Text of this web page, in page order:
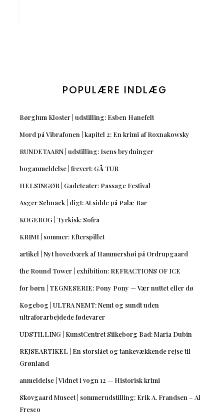
POPULÆRE INDLÆG
Børglum Kloster | udstilling: Esben Hanefelt
Mord på Vibrafonen | kapitel 2: En krimi af Roxnakowsky
RUNDETAARN | udstilling: Isens brydninger
boganmeldelse | frevert: GÅ TUR
HELSINGØR | Gadeteater: Passage Festival
Asger Schnack | digt: At sidde på Palæ Bar
KOGEBOG | Tyrkisk: Sofra
KRIMI | sommer: Efterspillet
artikel | Nyt hovedværk af Hammershøi på Ordrupgaard
the Round Tower | exhibition: REFRACTIONS OF ICE
for børn | TEGNESERIE: Pony Pony — Vær nuttet eller dø
Kogebog | ULTRA NEMT: Nemt og sundt uden
ultraforarbejdede fødevarer
UDSTILLING | KunstCentret Silkeborg Bad: Maria Dubin
REJSEARTIKEL | En storslået og tankevækkende rejse til
Grønland
anmeldelse | Vidnet i vogn 12 — Historisk krimi
Skovgaard Museet | sommerudstilling: Erik A. Frandsen – Al
Fresco